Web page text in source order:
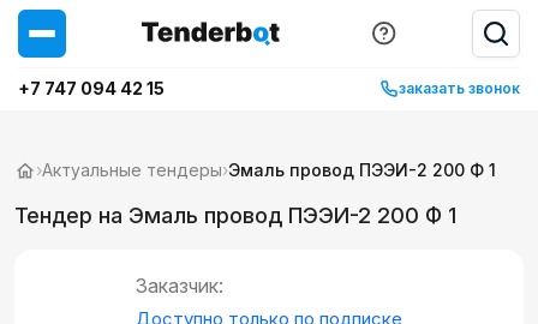
+7 747 094 42 15 заказать звонок
›Актуальные тендеры›Эмаль провод ПЭЭИ-2 200 Ф 1
Тендер на Эмаль провод ПЭЭИ-2 200 Ф 1
Заказчик:
Доступно только по подписке